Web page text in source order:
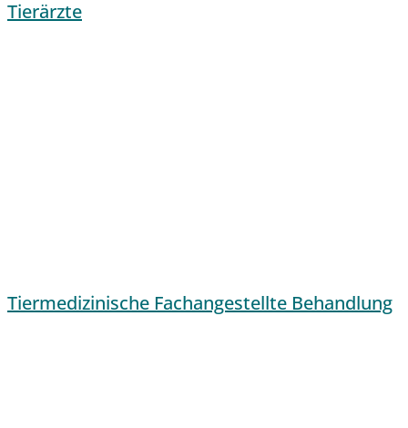
Tierärzte
Tiermedizinische Fachangestellte Behandlung